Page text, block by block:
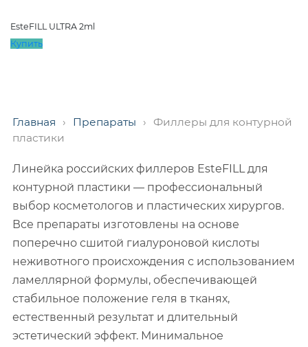
EsteFILL ULTRA 2ml
Купить
Главная › Препараты ›
Филлеры для контурной
пластики
Линейка российских филлеров EsteFILL для
контурной пластики — профессиональный
выбор косметологов и пластических хирургов.
Все препараты изготовлены на основе
поперечно сшитой гиалуроновой кислоты
неживотного происхождения с использованием
ламеллярной формулы, обеспечивающей
стабильное положение геля в тканях,
естественный результат и длительный
эстетический эффект. Минимальное